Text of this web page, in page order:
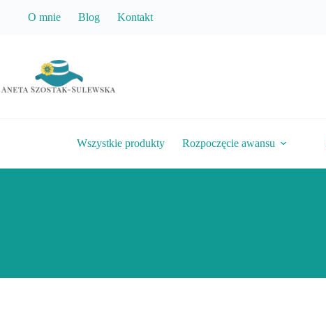
O mnie Blog Kontakt
Wszystkie produkty Rozpoczęcie awansu